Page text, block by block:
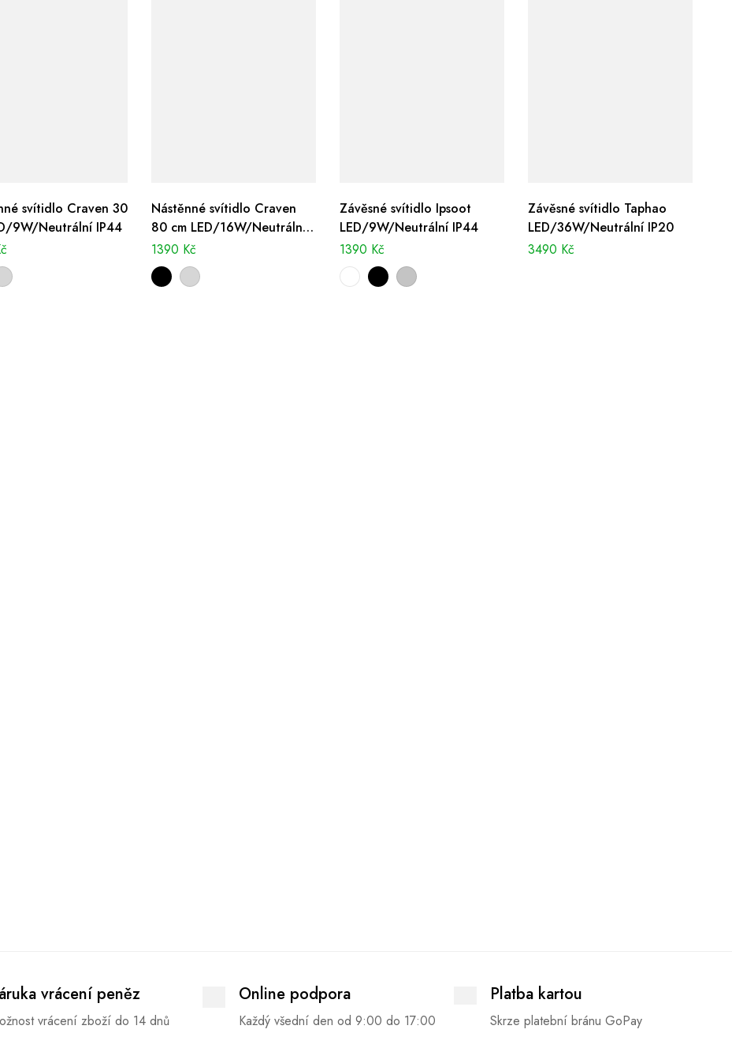
svítidlo Craven 30
9W/Neutrální IP44
Nástěnné svítidlo Craven
80 cm LED/16W/Neutrální
IP44
1390 Kč
Závěsné svítidlo Ipsoot
LED/9W/Neutrální IP44
1390 Kč
Závěsné svítidlo Taphao
LED/36W/Neutrální IP20
3490 Kč
vrácení peněz
vrácení zboží do 14 dnů
Online podpora
Každý všední den od 9:00 do 17:00
Platba kartou
Skrze platební bránu GoPay